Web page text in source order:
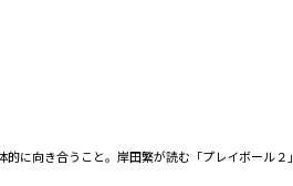
に向き合うこと。岸田繁が読む「プレイボール２」